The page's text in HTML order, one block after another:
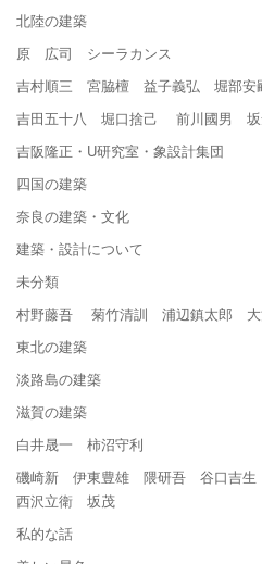
北陸の建築
原 広司 シーラカンス
吉村順三 宮脇檀 益子義弘 堀部安
吉田五十八 堀口捨己 前川國男
吉阪隆正・U研究室・象設計集団
四国の建築
奈良の建築・文化
建築・設計について
未分類
村野藤吾 菊竹清訓 浦辺鎮太郎 大
東北の建築
淡路島の建築
滋賀の建築
白井晟一 柿沼守利
磯崎新 伊東豊雄 隈研吾 谷口吉
西沢立衛 坂茂
私的な話